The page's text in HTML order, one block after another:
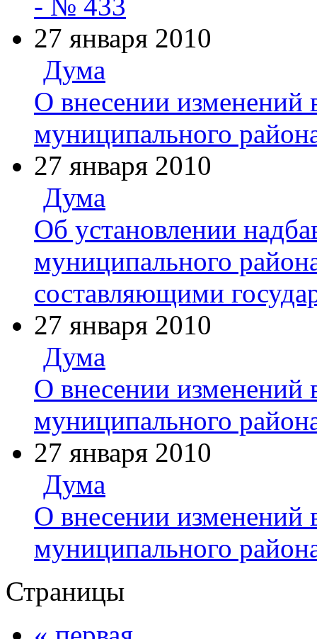
27 января 2010
Дума
О внесении
муниципального
27 января 2010
Дума
Об установлении
муниципального
составляющими
27 января 2010
Дума
О внесении
муниципального
27 января 2010
Дума
О внесении
муниципального
Страницы